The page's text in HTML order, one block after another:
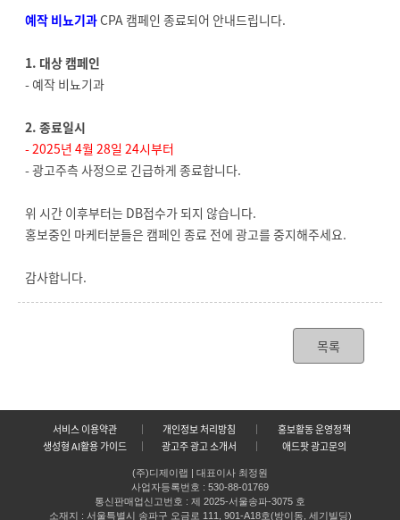
예작 비뇨기과CPA 캠페인 종료되어 안내드립니다.
1. 대상 캠페인
- 예작 비뇨기과
2. 종료일시
- 2025년 4월 28일 24시부터
- 광고주측 사정으로 긴급하게 종료합니다.
위 시간 이후부터는 DB접수가 되지 않습니다.
홍보중인 마케터분들은 캠페인 종료 전에 광고를 중지해주세요.
감사합니다.
목록
서비스 이용약관 개인정보 처리방침
홍보활동 운영정책
생성형 AI활용 가이드
광고주 광고 소개서 애드팟 광고문의
(주)디제이랩 | 대표이사 최정원
사업자등록번호 : 530-88-01769
통신판매업신고번호 : 제 2025-서울송파-3075 호
소재지 : 서울특별시 송파구 오금로 111, 901-A18호(방이동, 세기빌딩)